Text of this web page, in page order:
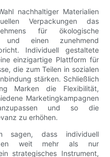
nachhaltiger Materialien
Verpackungen das
für ökologische
und einen zunehmend
Individuell gestaltete
einzigartige Plattform für
die zum Teilen in sozialen
stärken. Schließlich
Marken die Flexibilität,
Marketingkampagnen
und so die
zu erhöhen.
sagen, dass individuell
weit mehr als nur
strategisches Instrument,